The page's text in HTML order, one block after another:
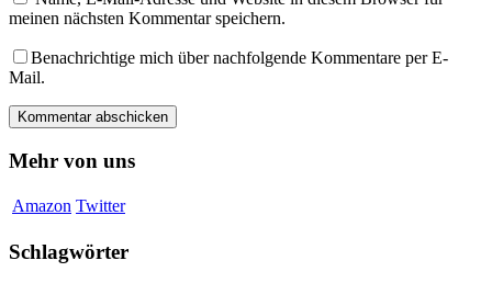
meinen nächsten Kommentar speichern.
Benachrichtige mich über nachfolgende Kommentare per E-
Mail.
Mehr von uns
Amazon Twitter
Schlagwörter